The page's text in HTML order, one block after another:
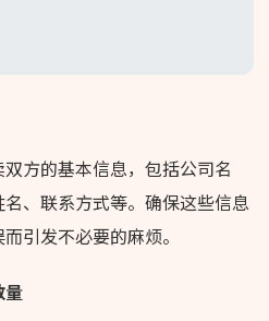
方的基本信息，包括公司名
、联系方式等。确保这些信息
引发不必要的麻烦。
量